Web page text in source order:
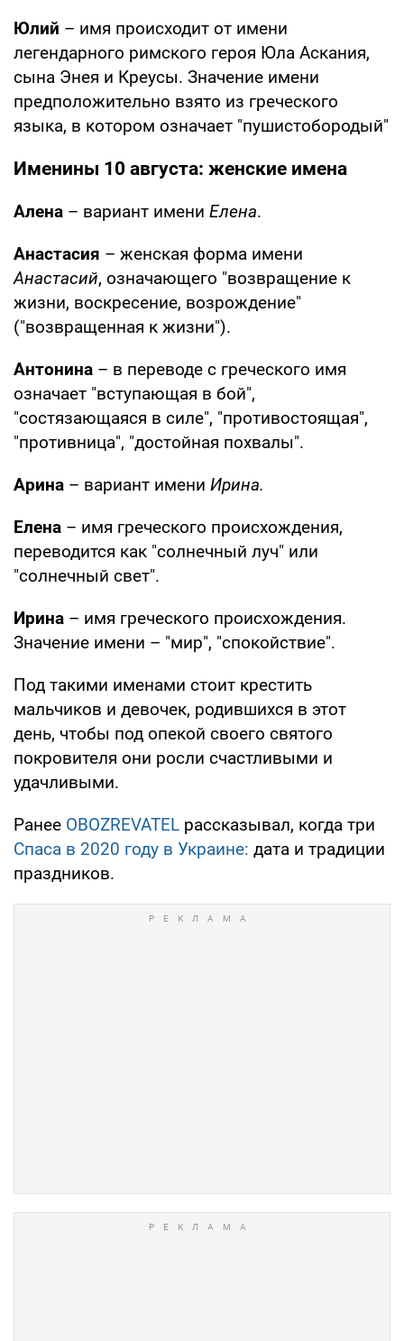
Юлий – имя происходит от имени
легендарного римского героя Юла Аскания,
сына Энея и Креусы. Значение имени
предположительно взято из греческого
языка, в котором означает "пушистобородый"
Именины 10 августа: женские имена
Алена – вариант имени Елена.
Анастасия – женская форма имени
Анастасий, означающего "возвращение к
жизни, воскресение, возрождение"
("возвращенная к жизни").
Антонина – в переводе с греческого имя
означает "вступающая в бой",
"состязающаяся в силе", "противостоящая",
"противница", "достойная похвалы".
Арина – вариант имени Ирина.
Елена – имя греческого происхождения,
переводится как "солнечный луч" или
"солнечный свет".
Ирина – имя греческого происхождения.
Значение имени – "мир", "спокойствие".
Под такими именами стоит крестить
мальчиков и девочек, родившихся в этот
день, чтобы под опекой своего святого
покровителя они росли счастливыми и
удачливыми.
Ранее OBOZREVATEL рассказывал, когда три
Спаса в 2020 году в Украине: дата и традиции
праздников.